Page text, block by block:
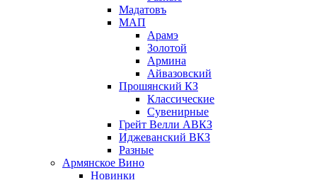
Мадатовъ
МАП
Арамэ
Золотой
Армина
Айвазовский
Прошянский КЗ
Классические
Сувенирные
Грейт Велли АВКЗ
Иджеванский ВКЗ
Разные
Армянское Вино
Новинки